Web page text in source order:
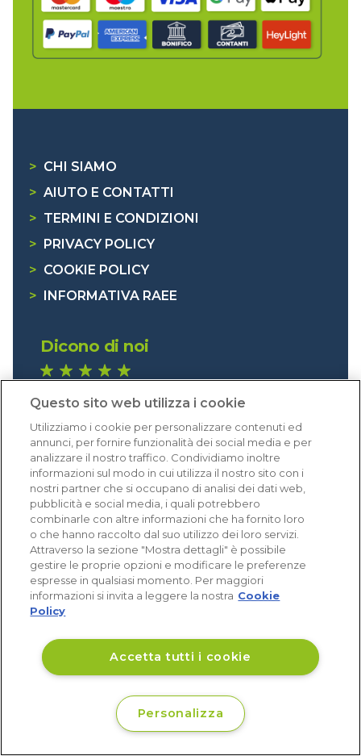
> CHI SIAMO
> AIUTO E CONTATTI
> TERMINI E CONDIZIONI
>
PRIVACY POLICY
> COOKIE POLICY
>
INFORMATIVA RAEE
Dicono di noi
Eccellente (4,8)
Acquisti verificati
Disponibile
Questo sito web utilizza i cookie
Utilizziamo i cookie per personalizzare contenuti ed
annunci, per fornire funzionalità dei social media e per
analizzare il nostro traffico. Condividiamo inoltre
informazioni sul modo in cui utilizza il nostro sito con i
nostri partner che si occupano di analisi dei dati web,
pubblicità e social media, i quali potrebbero
combinarle con altre informazioni che ha fornito loro
o che hanno raccolto dal suo utilizzo dei loro servizi.
Attraverso la sezione "Mostra dettagli" è possibile
gestire le proprie opzioni e modificare le preferenze
espresse in qualsiasi momento. Per maggiori
informazioni si invita a leggere la nostra Cookie
Policy
Accetta tutti i cookie
Personalizza